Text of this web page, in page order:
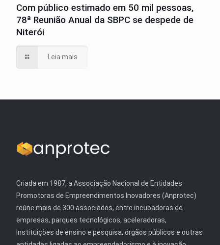
Com público estimado em 50 mil pessoas,
78ª Reunião Anual da SBPC se despede de
Niterói
Leia mais
Criada em 1987, a Associação Nacional de Entidades
Promotoras de Empreendimentos Inovadores (Anprotec)
reúne mais de 300 associados, entre incubadoras de
empresas, parques tecnológicos, aceleradoras,
instituições de ensino e pesquisa, órgãos públicos e outras